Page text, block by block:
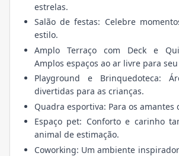
estrelas.
Salão de festas: Celebre
estilo.
Amplo Terraço com Deck e
Amplos espaços ao ar livre para
Playground e Brinquedoteca:
divertidas para as crianças.
Quadra esportiva: Para os amantes
Espaço pet: Conforto e carinho
animal de estimação.
Coworking: Um ambiente